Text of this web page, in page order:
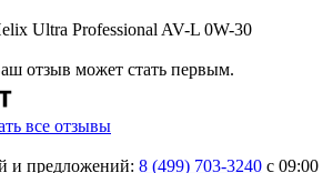
Ultra Professional AV-L 0W-30
отзыв может стать первым.
все отзывы
и предложений: 8 (499) 703-3240 с 09:00